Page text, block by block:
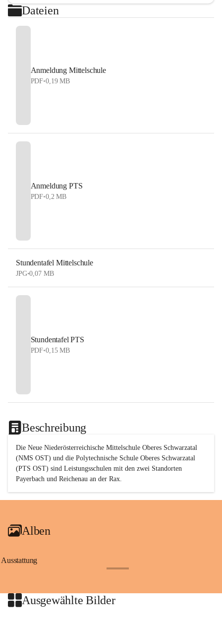
Dateien
Anmeldung Mittelschule
PDF•0,19 MB
Anmeldung PTS
PDF•0,2 MB
Stundentafel Mittelschule
JPG•0,07 MB
Stundentafel PTS
PDF•0,15 MB
Beschreibung
Die Neue Niederösterreichische Mittelschule Oberes Schwarzatal
(NMS OST) und die Polytechnische Schule Oberes Schwarzatal
(PTS OST) sind Leistungsschulen mit den zwei Standorten
Payerbach und Reichenau an der Rax.
Alben
Ausstattung
Ausgewählte Bilder